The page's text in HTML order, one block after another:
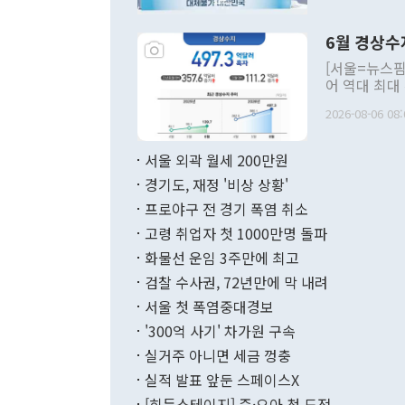
주의적 희망
관의 대북
관 부처 장
관의 무리한
다. [정동영 통일부 장관이 지난달 23일 오후 서울 종로구 정부서울청사에
무너졌다고
함께 4자 대
6월 경상
[서울=뉴스
어 역대 최
료=한국은행] 한국은행이 6일 발표한 '2026년 6월 국제수지(잠정)'
며 월간 기
196.9% 급
수출은
기록했지만
2026-08-06
서울 외곽 월세 200만원
경기도, 재정 '비상 상황'
프로야구 전 경기 폭염 취소
고령 취업자 첫 1000만명 돌파
화물선 운임 3주만에 최고
검찰 수사권, 72년만에 막 내려
서울 첫 폭염중대경보
'300억 사기' 차가원 구속
실거주 아니면 세금 껑충
실적 발표 앞둔 스페이스X